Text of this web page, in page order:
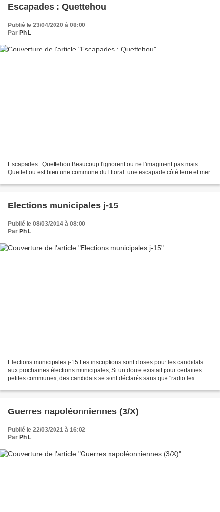
Escapades : Quettehou
Publié le 23/04/2020 à 08:00
Par Ph L
Escapades : Quettehou Beaucoup l'ignorent ou ne l'imaginent pas mais
Quettehou est bien une commune du littoral. une escapade côté terre et mer.
Elections municipales j-15
Publié le 08/03/2014 à 08:00
Par Ph L
Elections municipales j-15 Les inscriptions sont closes pour les candidats
aux prochaines élections municipales; Si un doute existait pour certaines
petites communes, des candidats se sont déclarés sans que "radio les
Guerres napoléonniennes (3/X)
Publié le 22/03/2021 à 16:02
Par Ph L